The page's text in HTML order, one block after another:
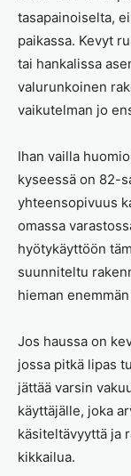
tasapainoiselta,
paikassa. Kevyt
tai hankalissa
valurunkoinen
vaikutelman jo
Ihan vailla
kyseessä on 82-
yhteensopivuus
omassa
hyötykäyttöön
suunniteltu
hieman
Jos haussa on
jossa pitkä lipas
jättää varsin
käyttäjälle, joka
käsiteltävyyttä ja
kikkailua.